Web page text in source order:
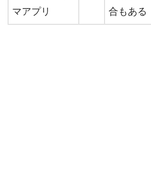
マアプリ
合もある